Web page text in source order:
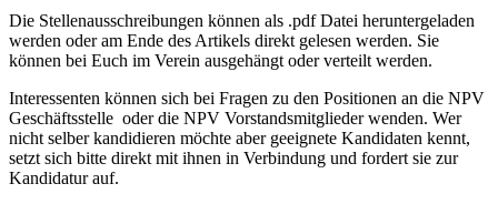
Die Stellenausschreibungen können als .pdf Datei heruntergeladen
werden oder am Ende des Artikels direkt gelesen werden. Sie
können bei Euch im Verein ausgehängt oder verteilt werden.
Interessenten können sich bei Fragen zu den Positionen an die NPV
Geschäftsstelle oder die NPV Vorstandsmitglieder wenden. Wer
nicht selber kandidieren möchte aber geeignete Kandidaten kennt,
setzt sich bitte direkt mit ihnen in Verbindung und fordert sie zur
Kandidatur auf.